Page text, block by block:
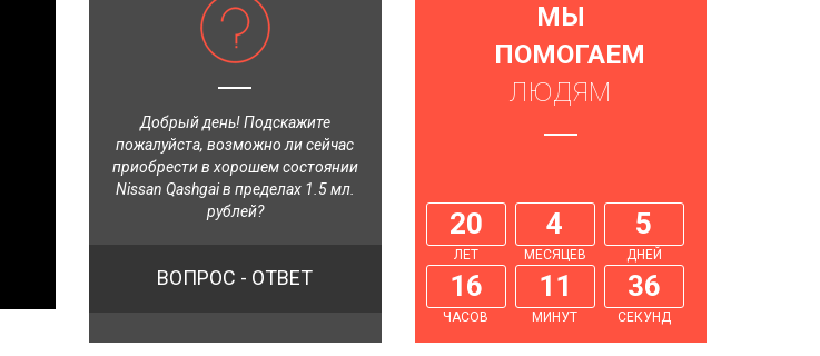
Добрый день! Подскажите
пожалуйста, возможно ли сейчас
приобрести в хорошем состоянии
Nissan Qashgai в пределах 1.5 мл.
рублей?
ВОПРОС - ОТВЕТ
МЫ
ПОМОГАЕМ
ЛЮДЯМ
20
ЛЕТ
4
МЕСЯЦЕВ
5
ДНЕЙ
16
ЧАСОВ
11
МИНУТ
37
СЕКУНД